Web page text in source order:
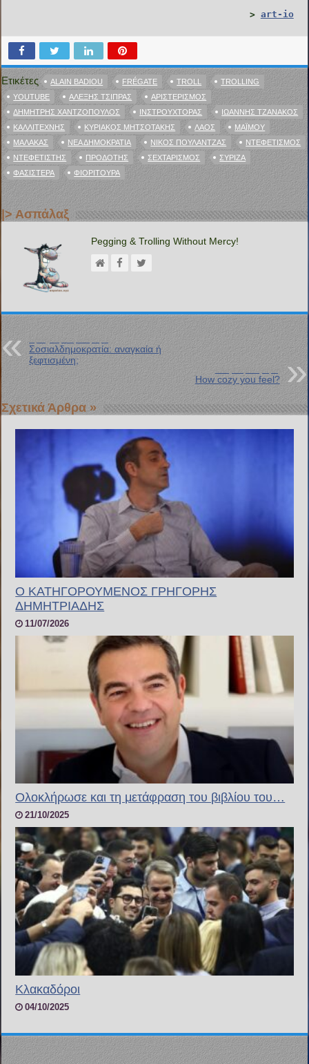
> art-io
Ετικέτες ALAIN BADIOU FRÉGATE TROLL
TROLLING
YOUTUBE
ΑΛΈΞΗΣ ΤΣΊΠΡΑΣ
ΑΡΙΣΤΕΡΙΣΜΌΣ
ΔΗΜΉΤΡΗΣ ΧΑΝΤΖΌΠΟΥΛΟΣ
ΙΝΣΤΡΟΎΧΤΟΡΑΣ
ΙΩΆΝΝΗΣ ΤΖΑΝΆΚΟΣ
ΚΑΛΛΙΤΈΧΝΗΣ
ΚΥΡΙΆΚΟΣ ΜΗΤΣΟΤΆΚΗΣ ΛΑΌΣ
ΜΑΪΜΟΎ
ΜΑΛΆΚΑΣ
ΝΈΑ ΔΗΜΟΚΡΑΤΊΑ ΝΊΚΟΣ ΠΟΥΛΑΝΤΖΆΣ
ΝΤΕΦΕΤΙΣΜΌΣ
ΝΤΕΦΕΤΙΣΤΉΣ
ΠΡΟΔΌΤΗΣ ΣΕΧΤΑΡΙΣΜΌΣ
ΣΥΡΙΖΑ
ΦΑΣΙΣΤΕΡΆ
ΦΙΟΡΙΤΟΎΡΑ
|> Ασπάλαξ
Pegging & Trolling Without Mercy!
Προηγούμενη Ανάρτηση
Σοσιαλδημοκρατία: αναγκαία ή
ξεφτισμένη;
Επόμενη Ανάρτηση
How cozy you feel?
Σχετικά Άρθρα »
Ο ΚΑΤΗΓΟΡΟΥΜΕΝΟΣ ΓΡΗΓΟΡΗΣ
ΔΗΜΗΤΡΙΑΔΗΣ
11/07/2026
Ολοκλήρωσε και τη μετάφραση του βιβλίου του…
21/10/2025
Κλακαδόροι
04/10/2025